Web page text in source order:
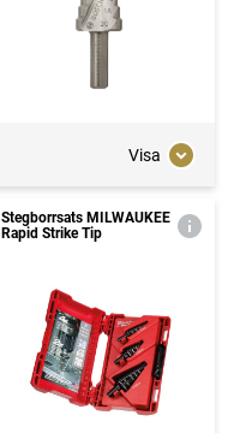
Visa
Stegborrsats MILWAUKEE
Rapid Strike Tip